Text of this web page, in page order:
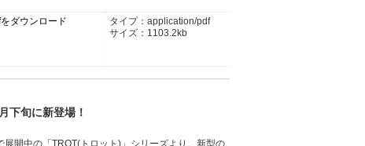
ダウンロード
タイプ：application/pdf
サイズ：1103.2kb
下旬に新登場！
開中の「TROT(トロット)」シリーズより、新型の